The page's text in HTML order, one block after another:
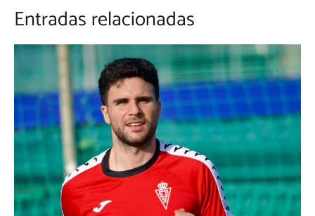
Entradas relacionadas